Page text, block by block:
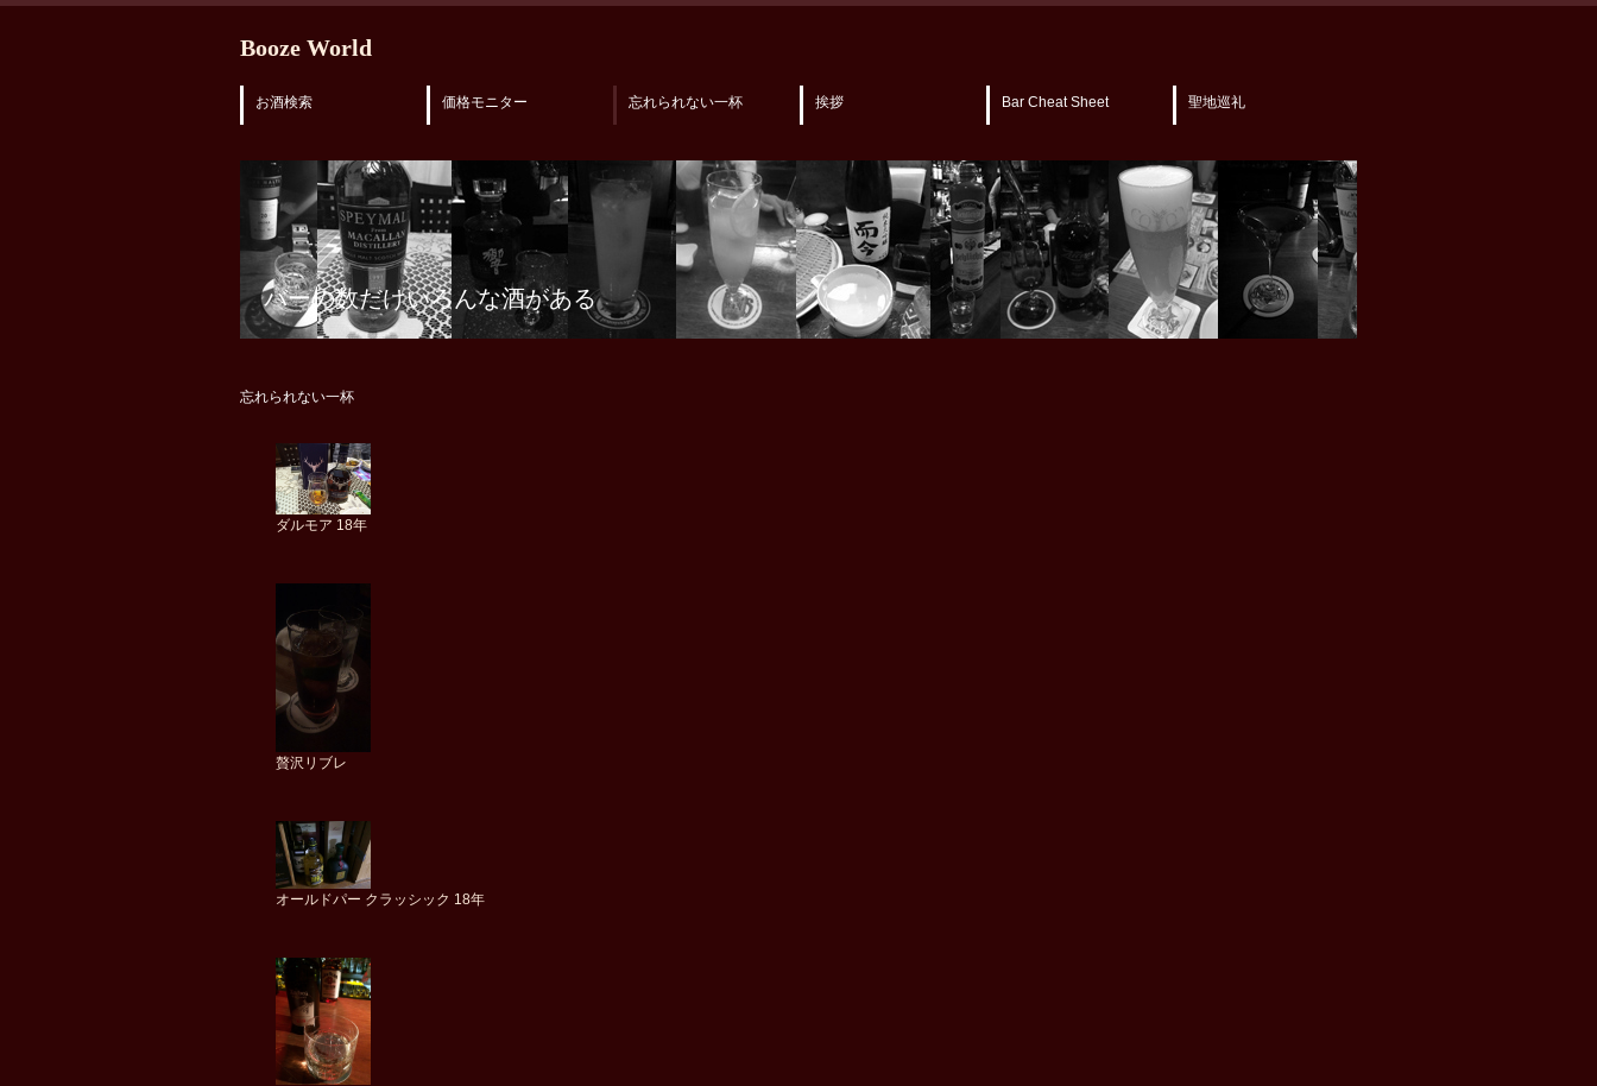
Booze World
お酒検索 価格モニター 忘れられない一杯 挨拶 Bar Cheat Sheet 聖地巡礼
バーの数だけいろんな酒がある
忘れられない一杯
ダルモア 18年
贅沢リブレ
オールドパー クラッシック 18年